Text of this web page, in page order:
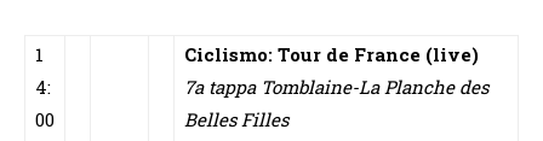
1
4:
00
Ciclismo: Tour de France (live)
7a tappa Tomblaine-La Planche des
Belles Filles